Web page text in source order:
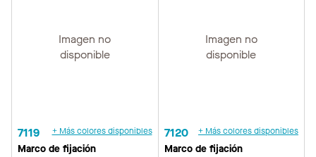
Imagen no
disponible
7119 + Más colores disponibles
Marco de fijación
Imagen no
disponible
7120 + Más colores disponibles
Marco de fijación